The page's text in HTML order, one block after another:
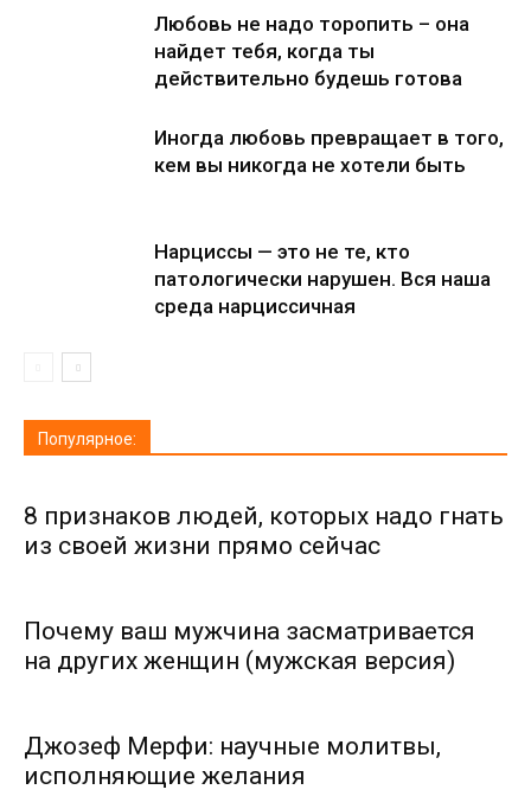
Любовь не надо торопить – она
найдет тебя, когда ты
действительно будешь готова
Иногда любовь превращает в того,
кем вы никогда не хотели быть
Нарциссы — это не те, кто
патологически нарушен. Вся наша
среда нарциссичная
Популярное:
8 признаков людей, которых надо гнать
из своей жизни прямо сейчас
Почему ваш мужчина засматривается
на других женщин (мужская версия)
Джозеф Мерфи: научные молитвы,
исполняющие желания